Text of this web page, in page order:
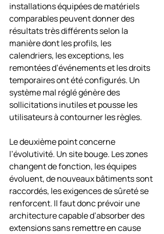
installations équipées de matériels
comparables peuvent donner des
résultats très différents selon la
manière dont les profils, les
calendriers, les exceptions, les
remontées d’événements et les droits
temporaires ont été configurés. Un
système mal réglé génère des
sollicitations inutiles et pousse les
utilisateurs à contourner les règles.
Le deuxième point concerne
l’évolutivité. Un site bouge. Les zones
changent de fonction, les équipes
évoluent, de nouveaux bâtiments sont
raccordés, les exigences de sûreté se
renforcent. Il faut donc prévoir une
architecture capable d’absorber des
extensions sans remettre en cause